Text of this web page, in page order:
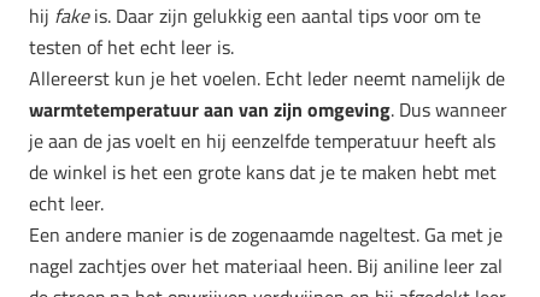
hij fakeis. Daar zijn gelukkig een aantal tips voor om te
testen of het echt leer is.
Allereerst kun je het voelen. Echt leder neemt namelijk de
warmtetemperatuur aan van zijn omgeving. Dus wanneer
je aan de jas voelt en hij eenzelfde temperatuur heeft als
de winkel is het een grote kans dat je te maken hebt met
echt leer.
Een andere manier is de zogenaamde nageltest. Ga met je
nagel zachtjes over het materiaal heen. Bij aniline leer zal